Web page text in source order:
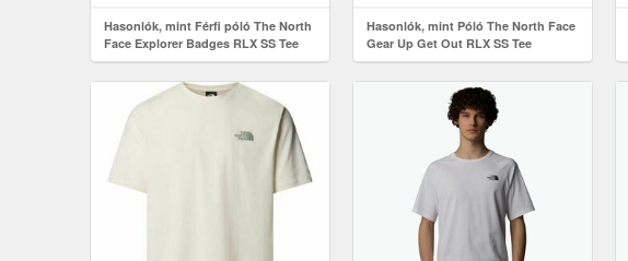
Hasonlók, mint Férfi póló The North
Face Explorer Badges RLX SS Tee
Graphic white dune (Explorer
Badges RLX Tee Graphic
NF0A8JA1QLI1)
Hasonlók, mint Póló The North Face
Gear Up Get Out RLX SS Tee
Graphic tnf white (Gear Up Get Out
RLX SS Tee Graphic NF0A8JB4FN41)